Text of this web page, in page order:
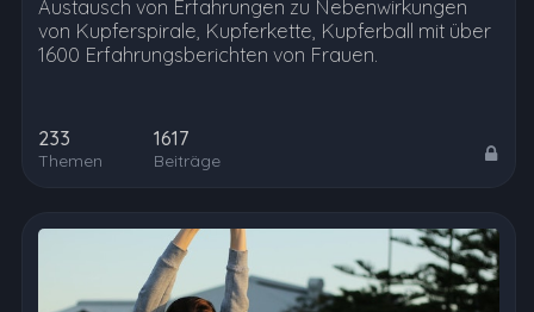
Austausch von Erfahrungen zu Nebenwirkungen
von Kupferspirale, Kupferkette, Kupferball mit über
1600 Erfahrungsberichten von Frauen.
233
Themen
1617
Beiträge